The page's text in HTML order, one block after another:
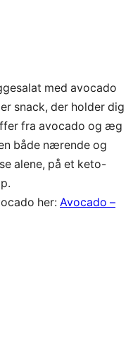
med avocado
snack, der holder dig
fra avocado og æg
både nærende og
alene, på et keto-
her: Avocado –